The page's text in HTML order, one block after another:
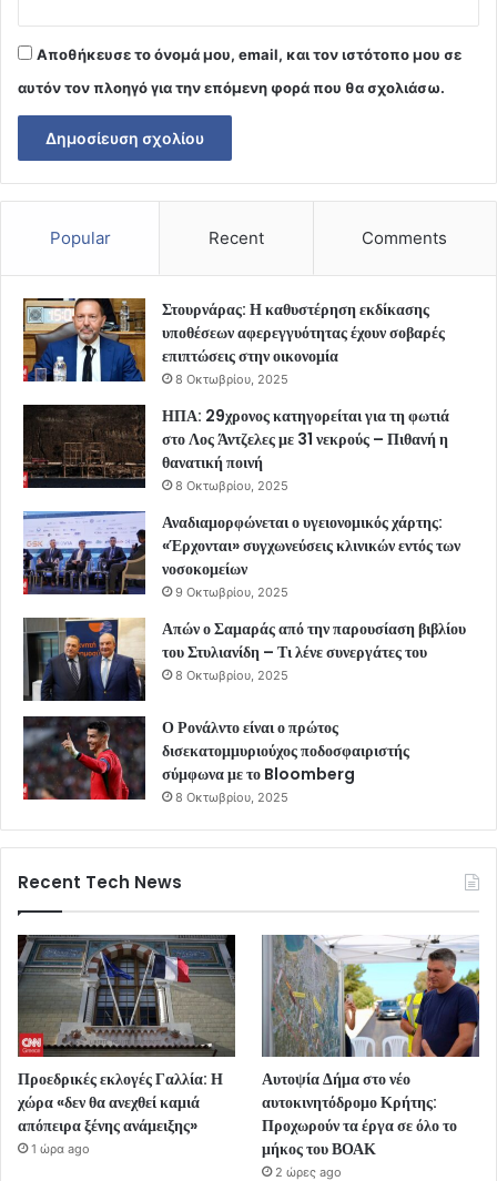
Αποθήκευσε το όνομά μου, email, και τον ιστότοπο μου σε
αυτόν τον πλοηγό για την επόμενη φορά που θα σχολιάσω.
Popular Recent Comments
Στουρνάρας: Η καθυστέρηση εκδίκασης
υποθέσεων αφερεγγυότητας έχουν σοβαρές
επιπτώσεις στην οικονομία
8 Οκτωβρίου, 2025
ΗΠΑ: 29χρονος κατηγορείται για τη φωτιά
στο Λος Άντζελες με 31 νεκρούς – Πιθανή η
θανατική ποινή
8 Οκτωβρίου, 2025
Αναδιαμορφώνεται ο υγειονομικός χάρτης:
«Έρχονται» συγχωνεύσεις κλινικών εντός των
νοσοκομείων
9 Οκτωβρίου, 2025
Απών ο Σαμαράς από την παρουσίαση βιβλίου
του Στυλιανίδη – Τι λένε συνεργάτες του
8 Οκτωβρίου, 2025
Ο Ρονάλντο είναι ο πρώτος
δισεκατομμυριούχος ποδοσφαιριστής
σύμφωνα με το Bloomberg
8 Οκτωβρίου, 2025
Recent Tech News
Προεδρικές εκλογές Γαλλία: Η
χώρα «δεν θα ανεχθεί καμιά
απόπειρα ξένης ανάμειξης»
1 ώρα ago
Αυτοψία Δήμα στο νέο
αυτοκινητόδρομο Κρήτης:
Προχωρούν τα έργα σε όλο το
μήκος του ΒΟΑΚ
2 ώρες ago